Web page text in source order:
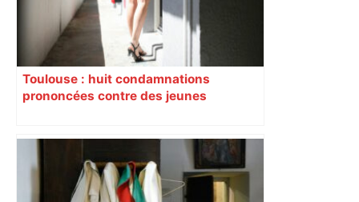
Toulouse : huit condamnations
prononcées contre des jeunes